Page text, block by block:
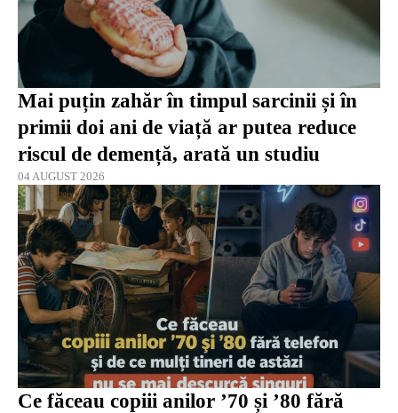
Mai puțin zahăr în timpul sarcinii și în
primii doi ani de viață ar putea reduce
riscul de demență, arată un studiu
04 AUGUST 2026
Ce făceau copiii anilor ’70 și ’80 fără